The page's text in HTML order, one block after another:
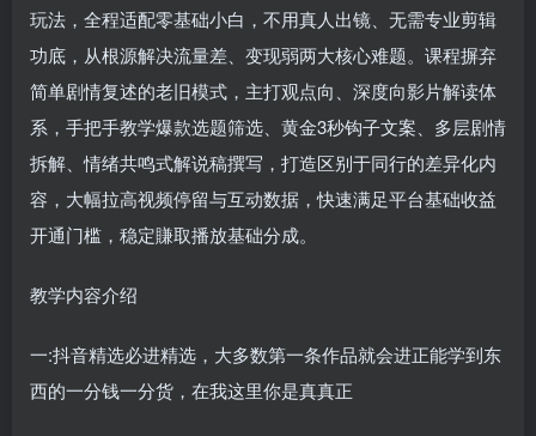
玩法，全程适配零基础小白，不用真人出镜、无需专业剪辑
功底，从根源解决流量差、变现弱两大核心难题。课程摒弃
简单剧情复述的老旧模式，主打观点向、深度向影片解读体
系，手把手教学爆款选题筛选、黄金3秒钩子文案、多层剧情
拆解、情绪共鸣式解说稿撰写，打造区别于同行的差异化内
容，大幅拉高视频停留与互动数据，快速满足平台基础收益
开通门槛，稳定賺取播放基础分成。
教学内容介绍
一:抖音精选必进精选，大多数第一条作品就会进正能学到东
西的一分钱一分货，在我这里你是真真正